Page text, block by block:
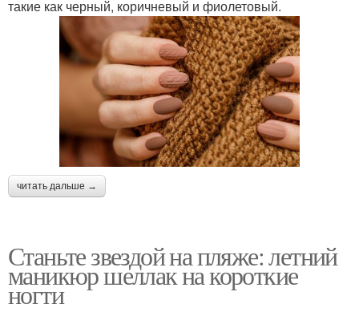
такие как черный, коричневый и фиолетовый.
читать дальше →
Станьте звездой на пляже: летний
маникюр шеллак на короткие
ногти